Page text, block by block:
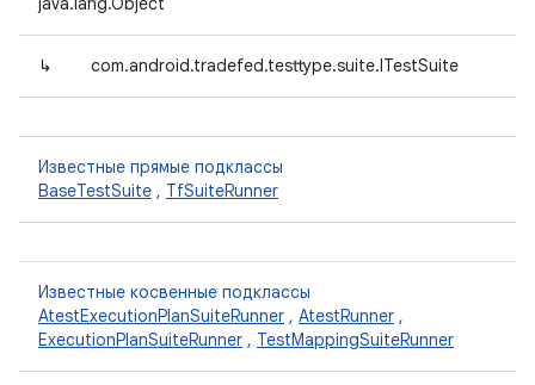
↳ com.android.tradefed.testtype.suite.ITestSuite
Известные прямые подклассы
BaseTestSuite , TfSuiteRunner
Известные косвенные подклассы
AtestExecutionPlanSuiteRunner , AtestRunner ,
ExecutionPlanSuiteRunner , TestMappingSuiteRunner